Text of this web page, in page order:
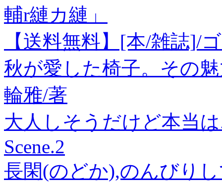
輔r縺カ縺」
【送料無料】[本/雑誌]/
秋が愛した椅子。その
輪雅/著
大人しそうだけど本当
Scene.2
長閑(のどか),のんびり